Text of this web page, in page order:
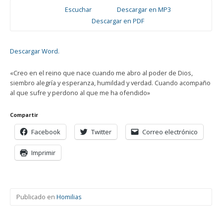
Escuchar
Descargar en MP3
Descargar en PDF
Descargar Word.
«Creo en el reino que nace cuando me abro al poder de Dios,
siembro alegría y esperanza, humildad y verdad. Cuando acompaño
al que sufre y perdono al que me ha ofendido»
Compartir
Facebook Twitter Correo electrónico
Imprimir
Publicado en Homilias